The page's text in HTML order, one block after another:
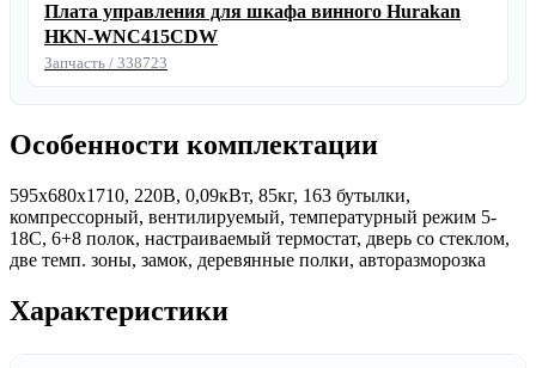
Плата управления для шкафа винного Hurakan
HKN-WNC415CDW
Запчасть / 338723
Особенности комплектации
595x680x1710, 220В, 0,09кВт, 85кг, 163 бутылки,
компрессорный, вентилируемый, температурный режим 5-
18С, 6+8 полок, настраиваемый термостат, дверь со стеклом,
две темп. зоны, замок, деревянные полки, авторазморозка
Характеристики